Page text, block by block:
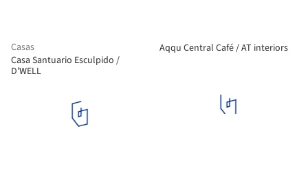
Casas
Casa Santuario Esculpido /
D'WELL
Aqqu Central Café / AT interiors